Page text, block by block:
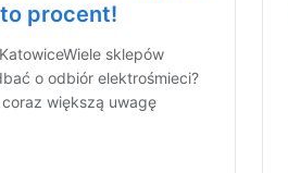
procent!
sklepów
o odbiór elektrośmieci?
większą uwagę